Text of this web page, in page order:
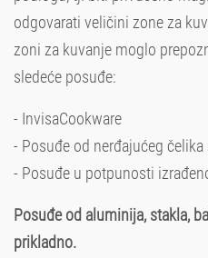
odgovarati veličini zone za
zoni za kuvanje moglo
sledeće posuđe:
- InvisaCookware
- Posuđe od nerđajućeg
- Posuđe u potpunosti
Posuđe od aluminija, stakla,
prikladno.